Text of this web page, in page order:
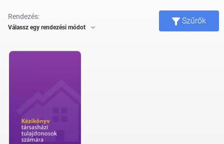
Rendezés:
Válassz egy rendezési módot
Szűrők